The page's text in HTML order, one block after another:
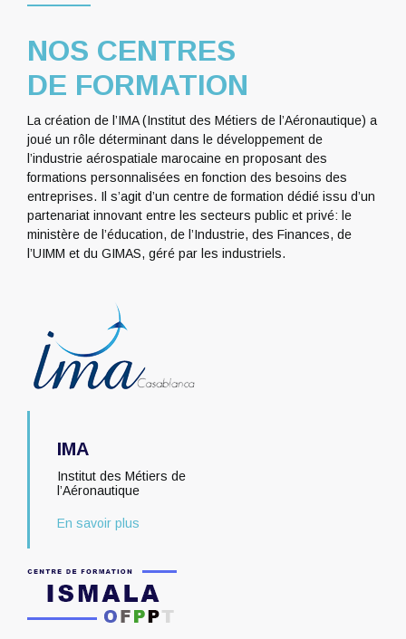
NOS CENTRES
DE FORMATION
La création de l’IMA (Institut des Métiers de l’Aéronautique) a
joué un rôle déterminant dans le développement de
l’industrie aérospatiale marocaine en proposant des
formations personnalisées en fonction des besoins des
entreprises. Il s’agit d’un centre de formation dédié issu d’un
partenariat innovant entre les secteurs public et privé: le
ministère de l’éducation, de l’Industrie, des Finances, de
l’UIMM et du GIMAS, géré par les industriels.
IMA
Institut des Métiers de
l’Aéronautique
En savoir plus